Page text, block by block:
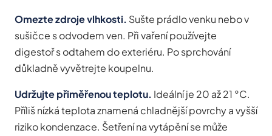
Omezte zdroje vlhkosti. Sušte prádlo venku nebo v
sušičce s odvodem ven. Při vaření používejte
digestoř s odtahem do exteriéru. Po sprchování
důkladně vyvětrejte koupelnu.
Udržujte přiměřenou teplotu. Ideální je 20 až 21 °C.
Příliš nízká teplota znamená chladnější povrchy a vyšší
riziko kondenzace. Šetření na vytápění se může